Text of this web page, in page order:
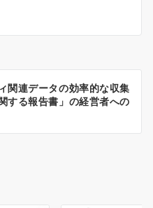
関連データの効率的な収集
する報告書」の経営者への